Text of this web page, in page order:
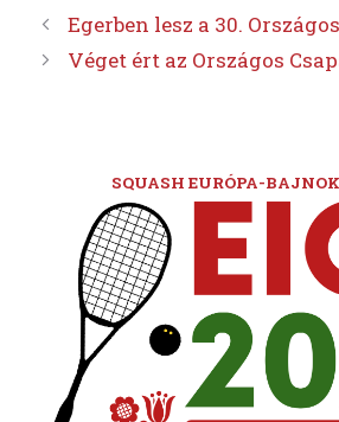
Egerben lesz a 30.
Véget ért az Országos
SQUASH EURÓPA-